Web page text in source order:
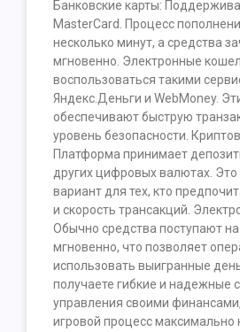
Банковские карты:
MasterCard. Процесс
несколько минут, а средства
мгновенно. Электронные
воспользоваться такими
Яндекс.Деньги и WebMoney.
обеспечивают быструю
уровень безопасности.
Платформа принимает
других цифровых валютах.
вариант для тех, кто
и скорость трансакций.
Обычно средства поступают
мгновенно, что позволяет
использовать выигранные
получаете гибкие и надежные
управления своими
игровой процесс